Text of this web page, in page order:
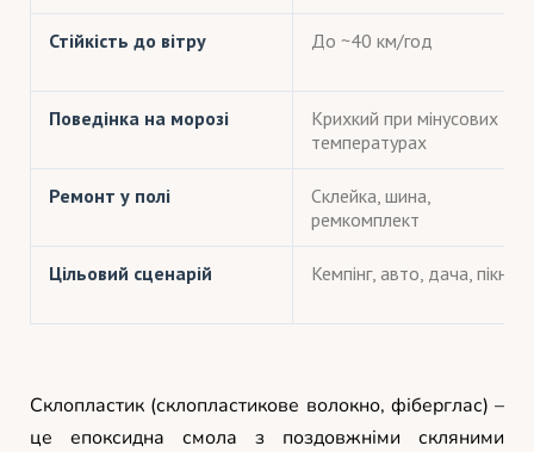
Стійкість до вітру До ~40 км/год
Поведінка на морозі
Крихкий при мінусових
температурах
Ремонт у полі
Склейка, шина,
ремкомплект
Цільовий сценарій Кемпінг, авто, дача, пікнік
Склопластик (склопластикове волокно, фіберглас) –
це епоксидна смола з поздовжніми скляними